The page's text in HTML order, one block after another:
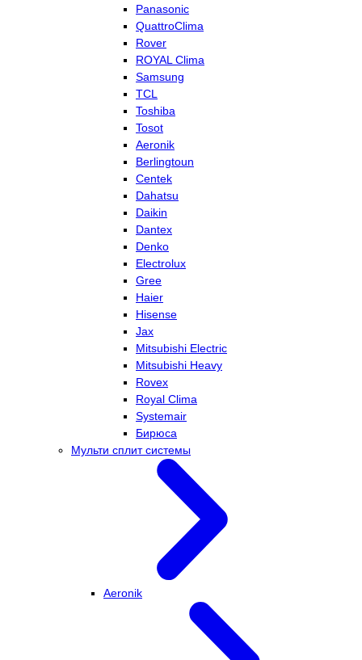
Panasonic
QuattroClima
Rover
ROYAL Clima
Samsung
TCL
Toshiba
Tosot
Aeronik
Berlingtoun
Centek
Dahatsu
Daikin
Dantex
Denko
Electrolux
Gree
Haier
Hisense
Jax
Mitsubishi Electric
Mitsubishi Heavy
Rovex
Royal Clima
Systemair
Бирюса
Мульти сплит системы
Aeronik